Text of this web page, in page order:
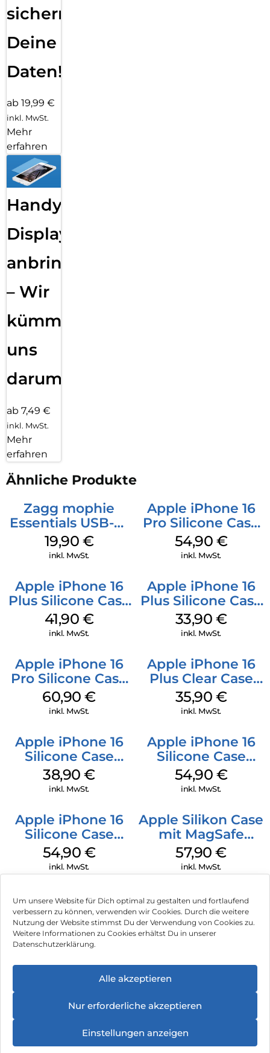
Um unsere Website für Dich optimal zu gestalten und fortlaufend
verbessern zu können, verwenden wir Cookies. Durch die weitere
Nutzung der Website stimmst Du der Verwendung von Cookies zu.
Weitere Informationen zu Cookies erhältst Du in unserer
Datenschutzerklärung.
Alle akzeptieren
Nur erforderliche akzeptieren
Einstellungen anzeigen
sichern
Deine
Daten!
ab 19,99 €
inkl. MwSt.
Mehr
erfahren
Handy
Displayfolie
anbringen
– Wir
kümmern
uns
darum!
ab 7,49 €
inkl. MwSt.
Mehr
erfahren
Ähnliche Produkte
Zagg mophie
Essentials USB-C-
20W Charger PD
Weiß
19,90 €
inkl. MwSt.
Apple iPhone 16
Pro Silicone Case
MagSafe Black
54,90 €
inkl. MwSt.
Apple iPhone 16
Plus Silicone Case
MagSafe Stone
Gray
41,90 €
inkl. MwSt.
Apple iPhone 16
Plus Silicone Case
MagSafe Lake
Green
33,90 €
inkl. MwSt.
Apple iPhone 16
Pro Silicone Case
MagSafe Stone
Gray
60,90€
inkl. MwSt.
Apple iPhone 16
Plus Clear Case
MagSafe
Transparent
35,90 €
inkl. MwSt.
Apple iPhone 16
Silicone Case
MagSafe
Ultramarine
38,90€
inkl. MwSt.
Apple iPhone 16
Silicone Case
MagSafe Black
54,90 €
inkl. MwSt.
Apple iPhone 16
Silicone Case
MagSafe Lake
Green
54,90 €
inkl. MwSt.
Apple Silikon Case
mit MagSafe
iPhone 14 Pro
(PRODUCT)RED
57,90€
inkl. MwSt.
Impressum
Hinweis zur Batterieentsorgung
Newsletter